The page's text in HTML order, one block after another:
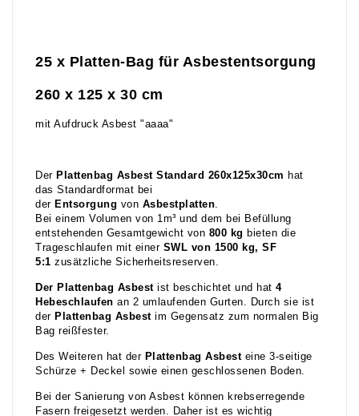
25 x Platten-Bag für Asbestentsorgung
260 x 125 x 30 cm
mit Aufdruck Asbest "aaaa"
DerPlattenbag Asbest Standard 260x125x30cm hat
das Standardformat bei
der Entsorgung von Asbestplatten.
Bei einem Volumen von 1m³ und dem bei Befüllung
entstehenden Gesamtgewicht von 800 kg bieten die
Trageschlaufen mit einer SWL von 1500 kg, SF
5:1 zusätzliche Sicherheitsreserven.
Der Plattenbag Asbest ist beschichtet und hat 4
Hebeschlaufen an 2 umlaufenden Gurten. Durch sie ist
der Plattenbag Asbest im Gegensatz zum normalen Big
Bag reißfester.
Des Weiteren hat derPlattenbag Asbest eine 3-seitige
Schürze + Deckel sowie einen geschlossenen Boden.
Bei der Sanierung von Asbest können krebserregende
Fasern freigesetzt werden. Daher ist es wichtig